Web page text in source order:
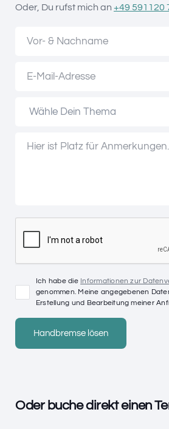
Oder, Du rufst mich an +49 591120
Ich habe die Informationen zur
genommen. Meine angegebenen
Erstellung und Bearbeitung meiner
Oder buche direkt einen